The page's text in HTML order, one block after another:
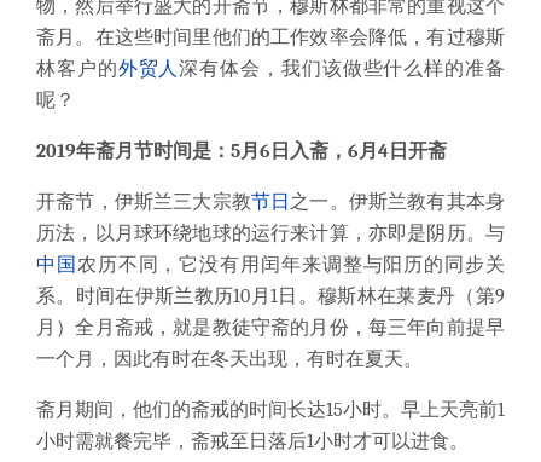
物，然后举行盛大的开斋节，穆斯林都非常的重视这个
斋月。在这些时间里他们的工作效率会降低，有过穆斯
林客户的外贸人深有体会，我们该做些什么样的准备
呢？
2019年斋月节时间是：5月6日入斋，6月4日开斋
开斋节，伊斯兰三大宗教节日 之一。伊斯兰教有其本身
历法，以月球环绕地球的运行来计算，亦即是阴历。与
中国 农历不同，它没有用闰年来调整与阳历的同步关
系。时间在伊斯兰教历10月1日。穆斯林在莱麦丹（第9
月）全月斋戒，就是教徒守斋的月份，每三年向前提早
一个月，因此有时在冬天出现，有时在夏天。
斋月期间，他们的斋戒的时间长达15小时。早上天亮前1
小时需就餐完毕，斋戒至日落后1小时才可以进食。